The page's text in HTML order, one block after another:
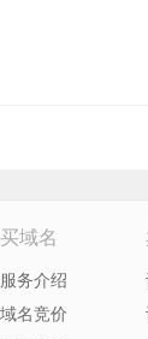
买域名
服务介绍
域名竞价